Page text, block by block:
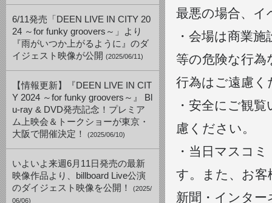
6/11発売「DEEN LIVE IN CITY 20
24 ～for funky groovers～」より
『雨がいつか上がるように』のダ
イジェスト映像が公開 (2025/06/11)
【情報更新】『DEEN LIVE IN CIT
Y 2024 ～for funky groovers～』 Bl
u-ray & DVD発売記念！プレミア
ム上映会＆トークショーが東京・
大阪で開催決定！
(2025/06/10)
いよいよ来週6月11日発売の最新
映像作品より、billboard Live公演
のダイジェスト映像を公開！
(2025/
06/06)
最悪の場合、
・会場は商業
等の危険な行為
行為はご遠慮く
・安全にご観
慮ください。
・当日マスコ
す。また、お客
新聞・インタ